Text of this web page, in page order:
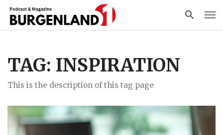
TAG: INSPIRATION
This is the description of this tag page